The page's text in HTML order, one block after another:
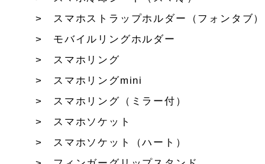
スマホストラップホルダー（フォンタブ）
モバイルリングホルダー
スマホリング
スマホリングmini
スマホリング（ミラー付）
スマホソケット
スマホソケット（ハート）